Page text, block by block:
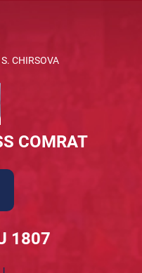
CHIRSOVA
COMRAT
1807